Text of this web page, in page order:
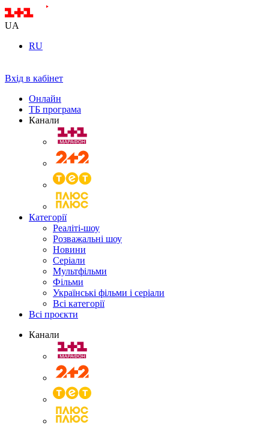
UA
RU
Вхід в кабінет
Онлайн
ТБ програма
Канали
Категорії
Реаліті-шоу
Розважальні шоу
Новини
Серіали
Мультфільми
Фільми
Українські фільми і серіали
Всі категорії
Всі проєкти
Канали